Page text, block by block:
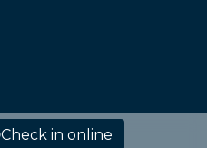
Check in online